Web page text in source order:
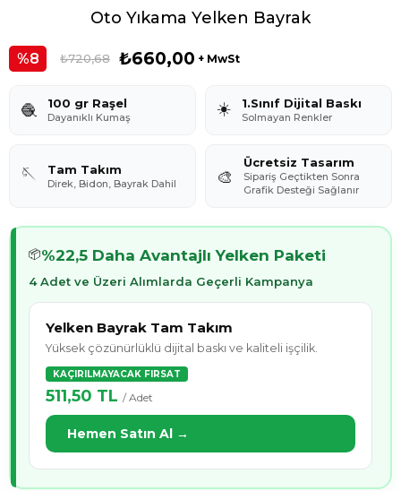
Oto Yıkama Yelken Bayrak
8 ₺720,68 ₺660,00 + MwSt
🧶 100 gr Raşel
Dayanıklı Kumaş
☀️ 1.Sınıf Dijital Baskı
Solmayan Renkler
🪡 Tam Takım
Direk, Bidon, Bayrak Dahil 🎨
Ücretsiz Tasarım
Sipariş Geçtikten Sonra
Grafik Desteği Sağlanır
📦%22,5 Daha Avantajlı Yelken Paketi
4 Adet ve Üzeri Alımlarda Geçerli Kampanya
Yelken Bayrak Tam Takım
Yüksek çözünürlüklü dijital baskı ve kaliteli işçilik.
KAÇIRILMAYACAK FIRSAT
511,50 TL / Adet
Hemen Satın Al →